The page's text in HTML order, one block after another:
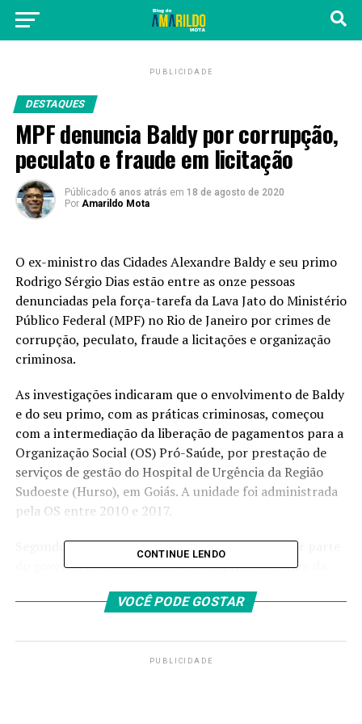
PUBLICIDADE
DESTAQUES
MPF denuncia Baldy por corrupção,
peculato e fraude em licitação
Públicado 6 anos atrás em 18 de agosto de 2020
Por Amarildo Mota
O ex-ministro das Cidades Alexandre Baldy e seu primo
Rodrigo Sérgio Dias estão entre as onze pessoas
denunciadas pela força-tarefa da Lava Jato do Ministério
Público Federal (MPF) no Rio de Janeiro por crimes de
corrupção, peculato, fraude a licitações e organização
criminosa.
As investigações indicaram que o envolvimento de Baldy
e do seu primo, com as práticas criminosas, começou
com a intermediação da liberação de pagamentos para a
Organização Social (OS) Pró-Saúde, por prestação de
serviços de gestão do Hospital de Urgência da Região
Sudoeste (Hurso), em Goiás. A unidade foi administrada
pela OS entre 2010 e 2017.
Segundo o MPF, havia pagamentos em atraso por parte
do governo do estado de Goiás e os primos usaram da
Comércio do Estado de Goiás, para que os valores fossem
vantagens indevidas que somaram R$ 500 mil. De acordo
com as investigações, os valores foram pagos em
CONTINUE LENDO
VOCÊ PODE GOSTAR
PUBLICIDADE